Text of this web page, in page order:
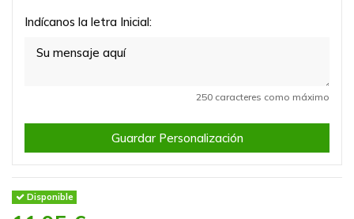
Indícanos la letra Inicial:
250 caracteres como máximo
Guardar Personalización
Disponible